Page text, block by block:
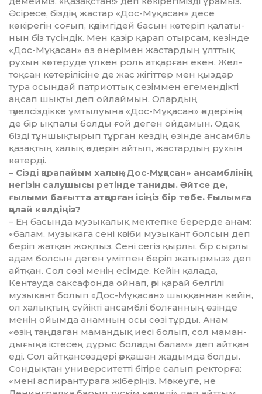
Әсі­ресе, біздің жас­тар «Дос-Мұқа­сан» десе
көкірегін соғып, кәдім­гідей басын көтеріп қалаты­
нын біз түсіндік. Мен қазір қарап отырсам, кезінде
«Дос-Мұқасан» өз өнерімен жас­тардың ұлттық
рухын көтеруде үлкен роль атқарған екен. Жел­
тоқсан көте­рілісіне де жас жігіттер мен қыздар
тура осындай патриот­тық сезіммен ег­е­мен­дікті
аңсап шықты деп ойлаймын. Олардың
тәуелсіздікке ұмтылуына «Дос-Мұқасан» әндері­нің
де бір ықпалы болды ғой деген ойдамын. Одақ
бізді тұншықтырып тұрған кездің өзінде ансамбль
қазақтың халық әндерін айтып, жастардың рухын
көтерді.
– Сізді қарапайым халық «Дос-Мұ­қасан» ансамблінің
негізін салушысы ретінде таниды. Әйтсе де,
ғылыми бағытта атқарған ісіңіз бір төбе. Ғылымға
қалай келдіңіз?
– Ең басында музыкалық мек­теп­ке берерде анам:
«балам, му­зы­каға сені кәсіби музыкант болсын деп
беріп жатқан жоқпыз. Сені сегіз қырлы, бір сырлы
адам болсын деген үмітпен беріп жатырмыз» деп
айтқан. Сол сөзі менің есім­де. Кейін қалада,
Кентауда сак­сафонда ойнап, әрі қарай бел­гілі
музыкант болып «Дос-Мұ­қа­сан» шыққаннан кейін,
ол ха­лық­тың сүйікті ансамблі болғанның өзінде
менің ойымда анамның осы сөзі тұрды. Анам
«өзің таңдаған ма­мандық иесі болып, сол маман­
дығыңа істесең дұрыс болады балам» деп айтқан
еді. Сол айтқан­сөз­дері әрқашан жадымда болды.
Сон­дықтан университетті бітіре салып ректорға:
«мені аспиранту­раға жіберіңіз. Мәскеуге, не